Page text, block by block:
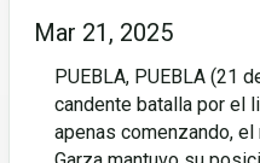
Mar 21, 2025
PUEBLA, PUEBLA (21
candente batalla por el
apenas comenzando,